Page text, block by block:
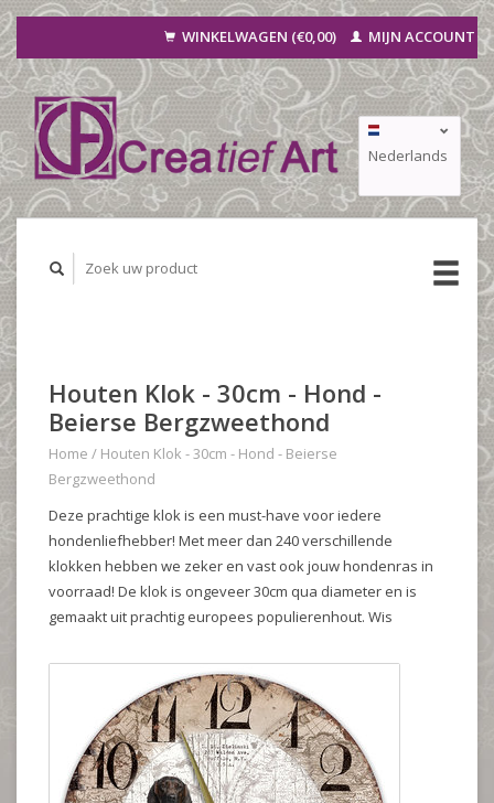
WINKELWAGEN (€0,00) MIJN ACCOUNT
Nederlands
Deutsch
Houten Klok - 30cm - Hond -
Beierse Bergzweethond
Home / Houten Klok - 30cm - Hond - Beierse
Bergzweethond
Deze prachtige klok is een must-have voor iedere
hondenliefhebber! Met meer dan 240 verschillende
klokken hebben we zeker en vast ook jouw hondenras in
voorraad! De klok is ongeveer 30cm qua diameter en is
gemaakt uit prachtig europees populierenhout. Wis